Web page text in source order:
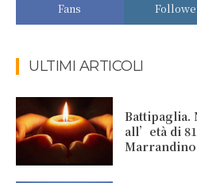
Fans
ULTIMI ARTICOLI
Battipaglia.
all’età di
Marrandino